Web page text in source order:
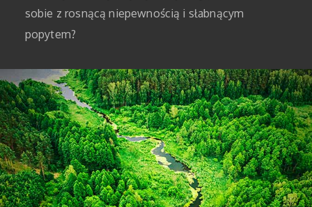
sobie z rosnącą niepewnością i słabnącym
popytem?